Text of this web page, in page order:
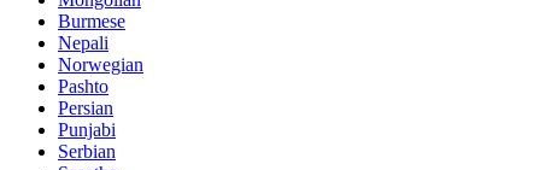
Burmese
Nepali
Norwegian
Pashto
Persian
Punjabi
Serbian